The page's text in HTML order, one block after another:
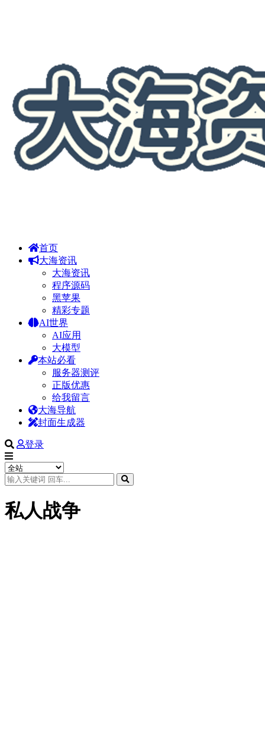
首页
大海资讯
大海资讯
程序源码
黑苹果
精彩专题
AI世界
AI应用
大模型
本站必看
服务器测评
正版优惠
给我留言
大海导航
封面生成器
登录
私人战争